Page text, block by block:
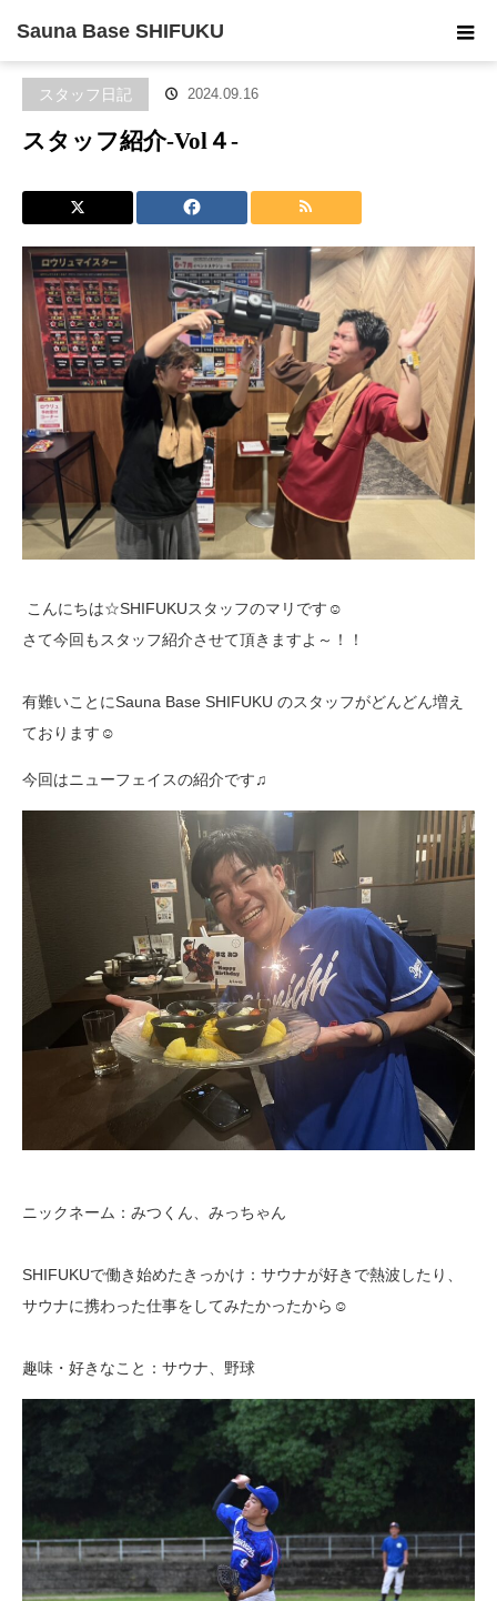
Sauna Base SHIFUKU
ブログ
スタッフ日記
スタッフ日記 2024.09.16
スタッフ紹介-Vol４-
こんにちは☆SHIFUKUスタッフのマリです☺
さて今回もスタッフ紹介させて頂きますよ～！！
有難いことにSauna Base SHIFUKU のスタッフがどんどん増え
ております☺
今回はニューフェイスの紹介です♫
ニックネーム：みつくん、みっちゃん
SHIFUKUで働き始めたきっかけ：サウナが好きで熱波したり、
サウナに携わった仕事をしてみたかったから☺
趣味・好きなこと：サウナ、野球